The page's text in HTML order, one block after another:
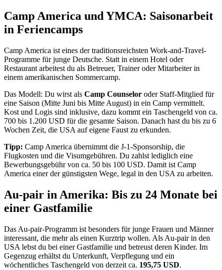
Camp America und YMCA: Saisonarbeit
in Feriencamps
Camp America ist eines der traditionsreichsten Work-and-Travel-
Programme für junge Deutsche. Statt in einem Hotel oder
Restaurant arbeitest du als Betreuer, Trainer oder Mitarbeiter in
einem amerikanischen Sommercamp.
Das Modell: Du wirst als Camp Counselor oder Staff-Mitglied für
eine Saison (Mitte Juni bis Mitte August) in ein Camp vermittelt.
Kost und Logis sind inklusive, dazu kommt ein Taschengeld von ca.
700 bis 1.200 USD für die gesamte Saison. Danach hast du bis zu 6
Wochen Zeit, die USA auf eigene Faust zu erkunden.
Tipp: Camp America übernimmt die J-1-Sponsorship, die
Flugkosten und die Visumgebühren. Du zahlst lediglich eine
Bewerbungsgebühr von ca. 50 bis 100 USD. Damit ist Camp
America einer der günstigsten Wege, legal in den USA zu arbeiten.
Au-pair in Amerika: Bis zu 24 Monate bei
einer Gastfamilie
Das Au-pair-Programm ist besonders für junge Frauen und Männer
interessant, die mehr als einen Kurztrip wollen. Als Au-pair in den
USA lebst du bei einer Gastfamilie und betreust deren Kinder. Im
Gegenzug erhältst du Unterkunft, Verpflegung und ein
wöchentliches Taschengeld von derzeit ca. 195,75 USD.